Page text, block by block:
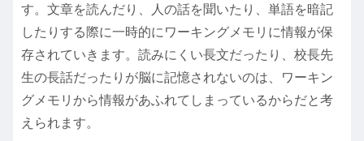
す。文章を読んだり、人の話を聞いたり、単語を暗記
したりする際に一時的にワーキングメモリに情報が保
存されていきます。読みにくい長文だったり、校長先
生の長話だったりが脳に記憶されないのは、ワーキン
グメモリから情報があふれてしまっているからだと考
えられます。